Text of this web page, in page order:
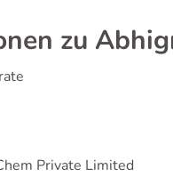
zu
Private Limited